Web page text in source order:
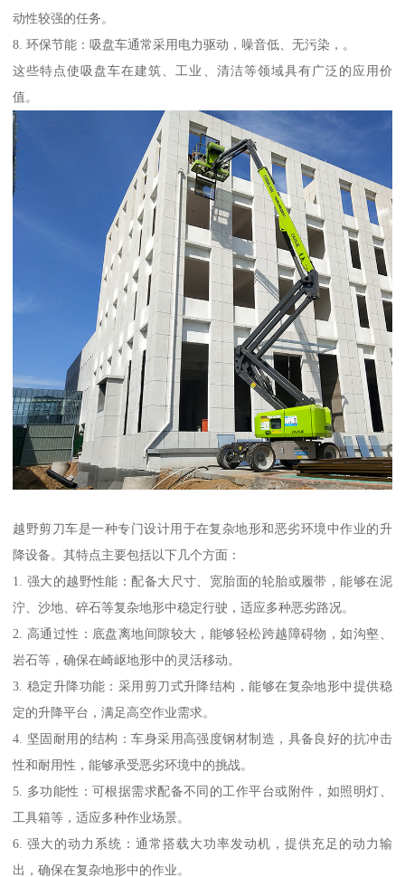
动性较强的任务。
8. 环保节能：吸盘车通常采用电力驱动，噪音低、无污染，。
这些特点使吸盘车在建筑、工业、清洁等领域具有广泛的应用价
值。
越野剪刀车是一种专门设计用于在复杂地形和恶劣环境中作业的升
降设备。其特点主要包括以下几个方面：
1. 强大的越野性能：配备大尺寸、宽胎面的轮胎或履带，能够在泥
泞、沙地、碎石等复杂地形中稳定行驶，适应多种恶劣路况。
2. 高通过性：底盘离地间隙较大，能够轻松跨越障碍物，如沟壑、
岩石等，确保在崎岖地形中的灵活移动。
3. 稳定升降功能：采用剪刀式升降结构，能够在复杂地形中提供稳
定的升降平台，满足高空作业需求。
4. 坚固耐用的结构：车身采用高强度钢材制造，具备良好的抗冲击
性和耐用性，能够承受恶劣环境中的挑战。
5. 多功能性：可根据需求配备不同的工作平台或附件，如照明灯、
工具箱等，适应多种作业场景。
6. 强大的动力系统：通常搭载大功率发动机，提供充足的动力输
出，确保在复杂地形中的作业。